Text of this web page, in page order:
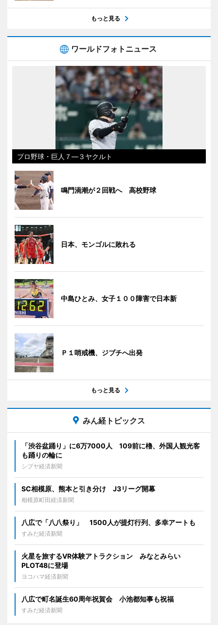
もっと見る
ワールドフォトニュース
プロ野球・巨人７―３ヤクルト
鳴門渦潮が２回戦へ 高校野球
日本、モンゴルに敗れる
中島ひとみ、女子１００障害で日本新
Ｐ１哨戒機、ジブチへ出発
もっと見る
みん経トピックス
「渋谷盆踊り」に6万7000人 109前に櫓、外国人観光客
も踊りの輪に
シブヤ経済新聞
SC相模原、熊本と引き分け J3リーグ開幕
相模原町田経済新聞
八広で「八八祭り」 1500人が提灯行列、多幸アートも
すみだ経済新聞
火星を旅するVR体験アトラクション みなとみらい
PLOT48に登場
ヨコハマ経済新聞
八広で町名誕生60周年祝賀会 小池都知事も祝福
すみだ経済新聞